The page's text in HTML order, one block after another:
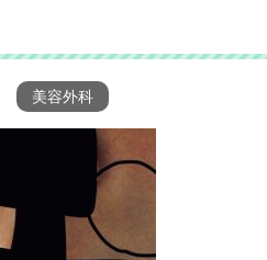
美容外科